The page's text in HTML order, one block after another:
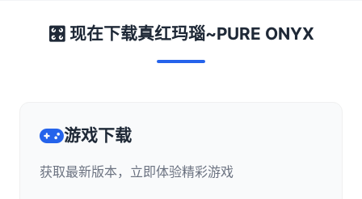
🎛️ 现在下载真红玛瑙~PURE ONYX
游戏下载
获取最新版本，立即体验精彩游戏